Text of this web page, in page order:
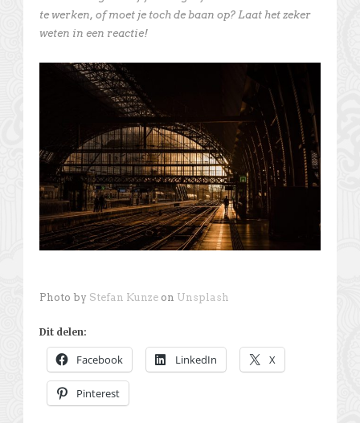
te werken, of moet je toch de baan op? Laat het zeker
weten in een reactie!
Photo by Stefan Kunze on Unsplash
Dit delen:
Facebook LinkedIn X
Pinterest